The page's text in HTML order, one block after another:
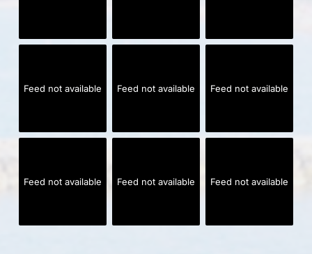
Feed not available Feed not available Feed not available
Feed not available Feed not available Feed not available